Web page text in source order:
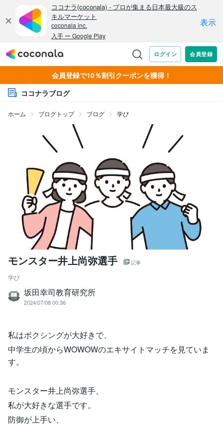
会員登録で10％割引クーポンを獲得！
ココナラブログ
ホーム ブログトップ ブログ 学び
モンスター井上尚弥選手 記事
学び
坂田幸司教育研究所
2024/07/08 00:36
私はボクシングが大好きで、
中学生の頃からWOWOWのエキサイトマッチを見ていま
す。
モンスター井上尚弥選手、
私が大好きな選手です。
防御が上手い、